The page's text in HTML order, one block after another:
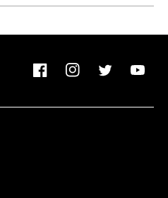
FacebookInstagramTwitter